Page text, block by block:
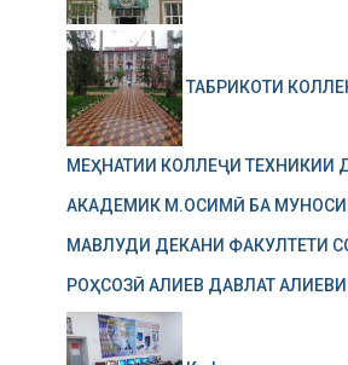
ТАБРИКОТИ
МЕҲНАТИИ КОЛЛЕҶИ ТЕХНИКИИ
АКАДЕМИК М.ОСИМӢ БА
МАВЛУДИ ДЕКАНИ ФАКУЛТЕТИ
РОҲСОЗӢ АЛИЕВ ДАВЛАТ